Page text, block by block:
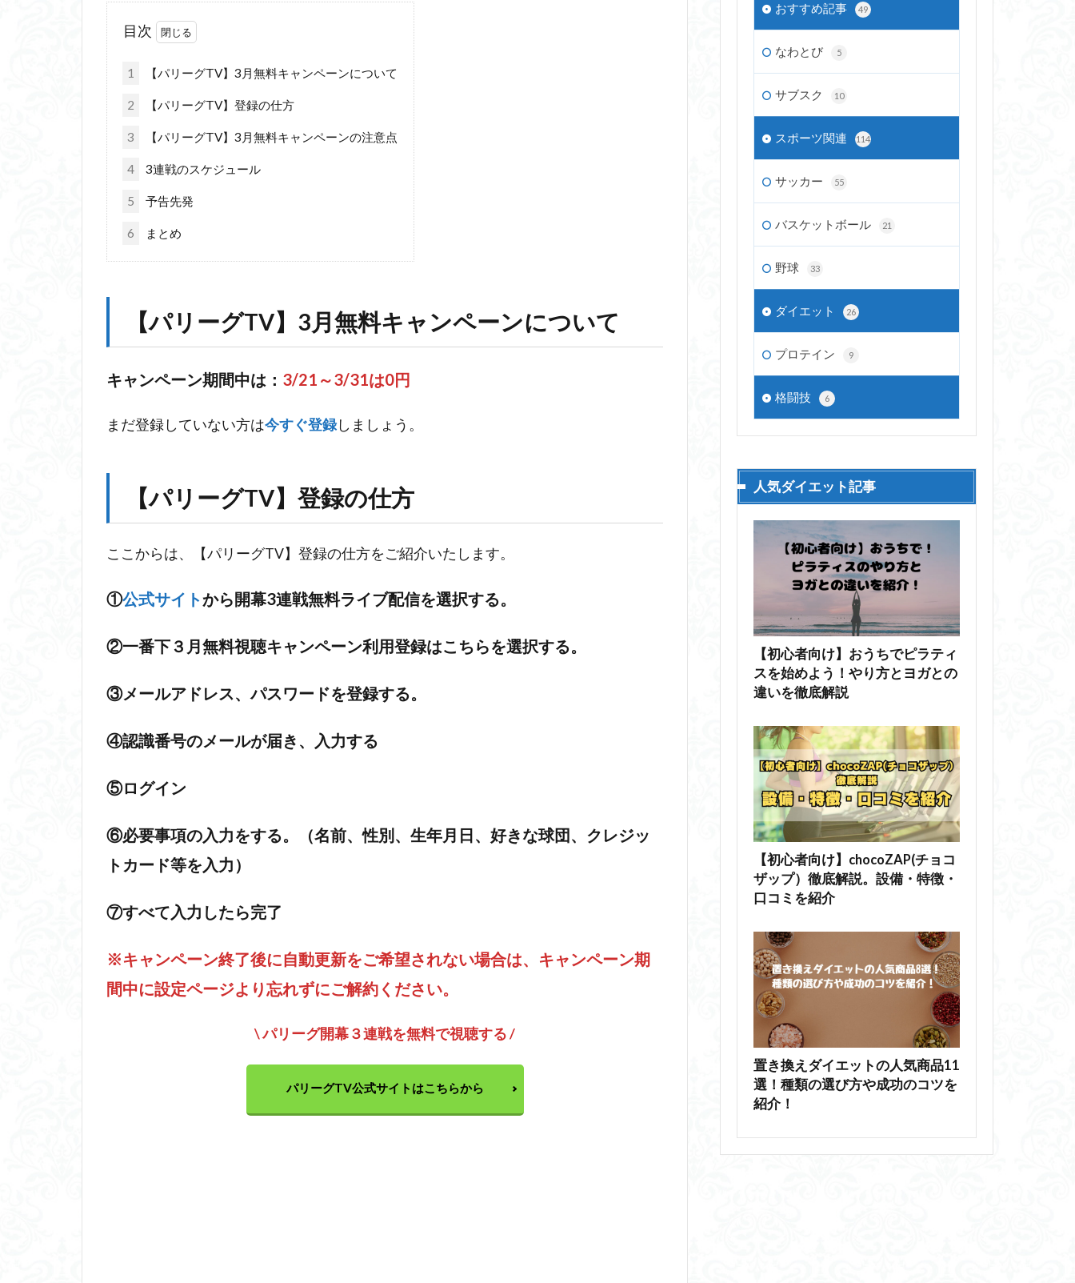
目次
1 【パリーグTV】3月無料キャンペーンについて
2 【パリーグTV】登録の仕方
3 【パリーグTV】3月無料キャンペーンの注意点
4 3連戦のスケジュール
5 予告先発
6 まとめ
【パリーグTV】3月無料キャンペーンについて
キャンペーン期間中は： 3/21～3/31は0円
まだ登録していない方は今すぐ登録しましょう。
【パリーグTV】登録の仕方
ここからは、【パリーグTV】登録の仕方をご紹介いたします。
①公式サイトから開幕3連戦無料ライブ配信を選択する。
②一番下３月無料視聴キャンペーン利用登録はこちらを選択する。
③メールアドレス、パスワードを登録する。
④認識番号のメールが届き、入力する
⑤ログイン
⑥必要事項の入力をする。（名前、性別、生年月日、好きな球団、クレジッ
トカード等を入力）
⑦すべて入力したら完了
※キャンペーン終了後に自動更新をご希望されない場合は、キャンペーン期
間中に設定ページより忘れずにご解約ください。
\ パリーグ開幕３連戦を無料で視聴する /
パリーグTV公式サイトはこちらから
おすすめ記事 49
なわとび 5
サブスク 10
スポーツ関連 114
サッカー 55
バスケットボール 21
野球 33
ダイエット 26
プロテイン 9
格闘技 6
人気ダイエット記事
【初心者向け】おうちでピラティ
スを始めよう！やり方とヨガとの
違いを徹底解説
【初心者向け】chocoZAP(チョコ
ザップ）徹底解説。設備・特徴・
口コミを紹介
置き換えダイエットの人気商品11
選！種類の選び方や成功のコツを
紹介！